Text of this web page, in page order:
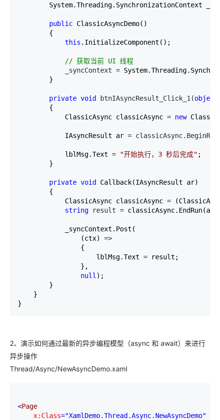
System.Threading.SynchronizationContext
public ClassicAsyncDemo()
        {
this .InitializeComponent();
// 获取当前 UI 线程
            _syncContext =
        }
private void btnIAsyncResult_Click_1(object
        {
            ClassicAsync classicAsync
= new
            IAsyncResult ar
=
            lblMsg.Text
= "开始执行，3 秒后完成" ;
        }
private void Callback(IAsyncResult ar)
        {
            ClassicAsync classicAsync
=
string result =
            _syncContext.Post(
                (ctx)
=>
                {
                    lblMsg.Text
= result;
                },
null );
        }
    }
}
2、演示如何通过最新的异步编程模型（async 和 await）来进行
异步操作
Thread/Async/NewAsyncDemo.xaml
<Page
x:Class="XamlDemo.Thread.Async.NewAsyncDemo"